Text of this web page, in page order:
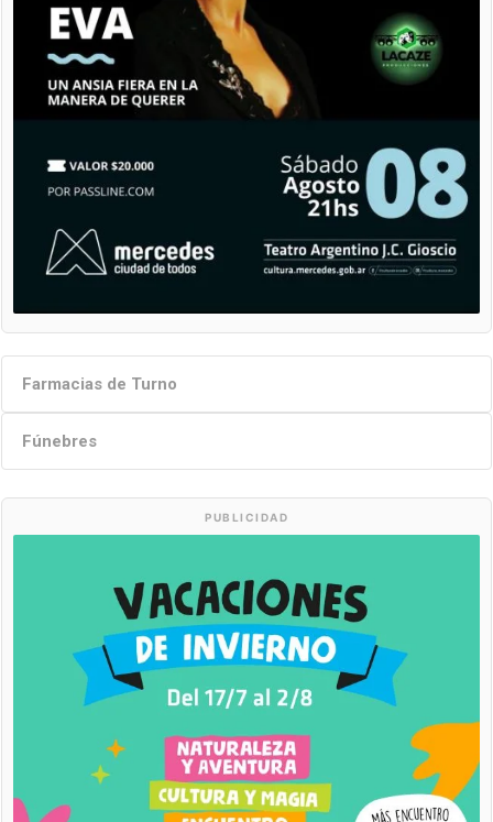
Farmacias de Turno
Fúnebres
PUBLICIDAD